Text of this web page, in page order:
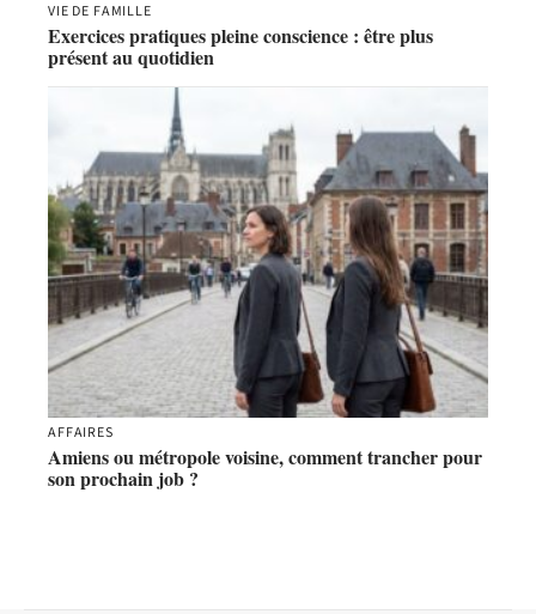
VIE DE FAMILLE
Exercices pratiques pleine conscience : être plus
présent au quotidien
AFFAIRES
Amiens ou métropole voisine, comment trancher pour
son prochain job ?